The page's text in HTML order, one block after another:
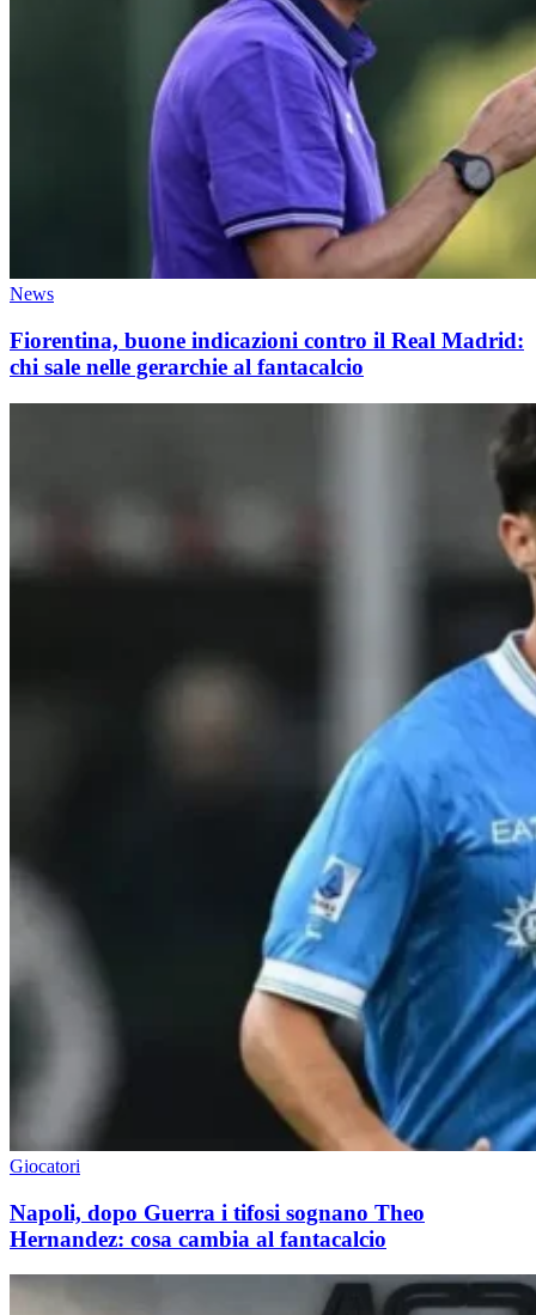
News
Fiorentina, buone indicazioni contro il Real Madrid:
chi sale nelle gerarchie al fantacalcio
Giocatori
Napoli, dopo Guerra i tifosi sognano Theo
Hernandez: cosa cambia al fantacalcio